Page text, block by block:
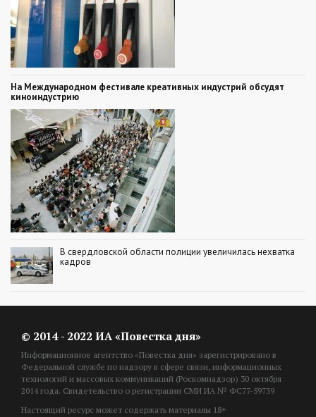
На Международном фестивале креативных индустрий обсудят
киноиндустрию
В свердловской области полиции увеличилась нехватка
кадров
© 2014 - 2022 ИА «Повестка дня»
Информационное агентство «Повестка дня» зарегистрировано в
Федеральной службе по надзору в сфере связи, информационных
технологий и массовых коммуникаций (Роскомнадзор) 30 октября
2014 года. Свидетельство о регистрации СМИ ИА № ФС77-59739
Настоящий ресурс может содержать материалы 18+